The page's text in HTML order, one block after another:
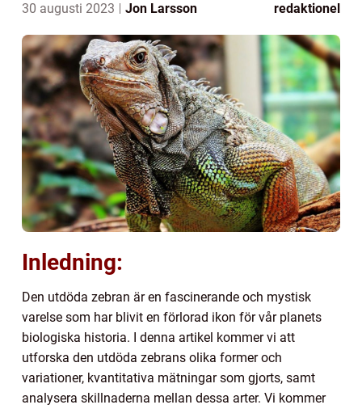
30 augusti 2023 Jon Larsson redaktionel
Inledning:
Den utdöda zebran är en fascinerande och mystisk
varelse som har blivit en förlorad ikon för vår planets
biologiska historia. I denna artikel kommer vi att
utforska den utdöda zebrans olika former och
variationer, kvantitativa mätningar som gjorts, samt
analysera skillnaderna mellan dessa arter. Vi kommer